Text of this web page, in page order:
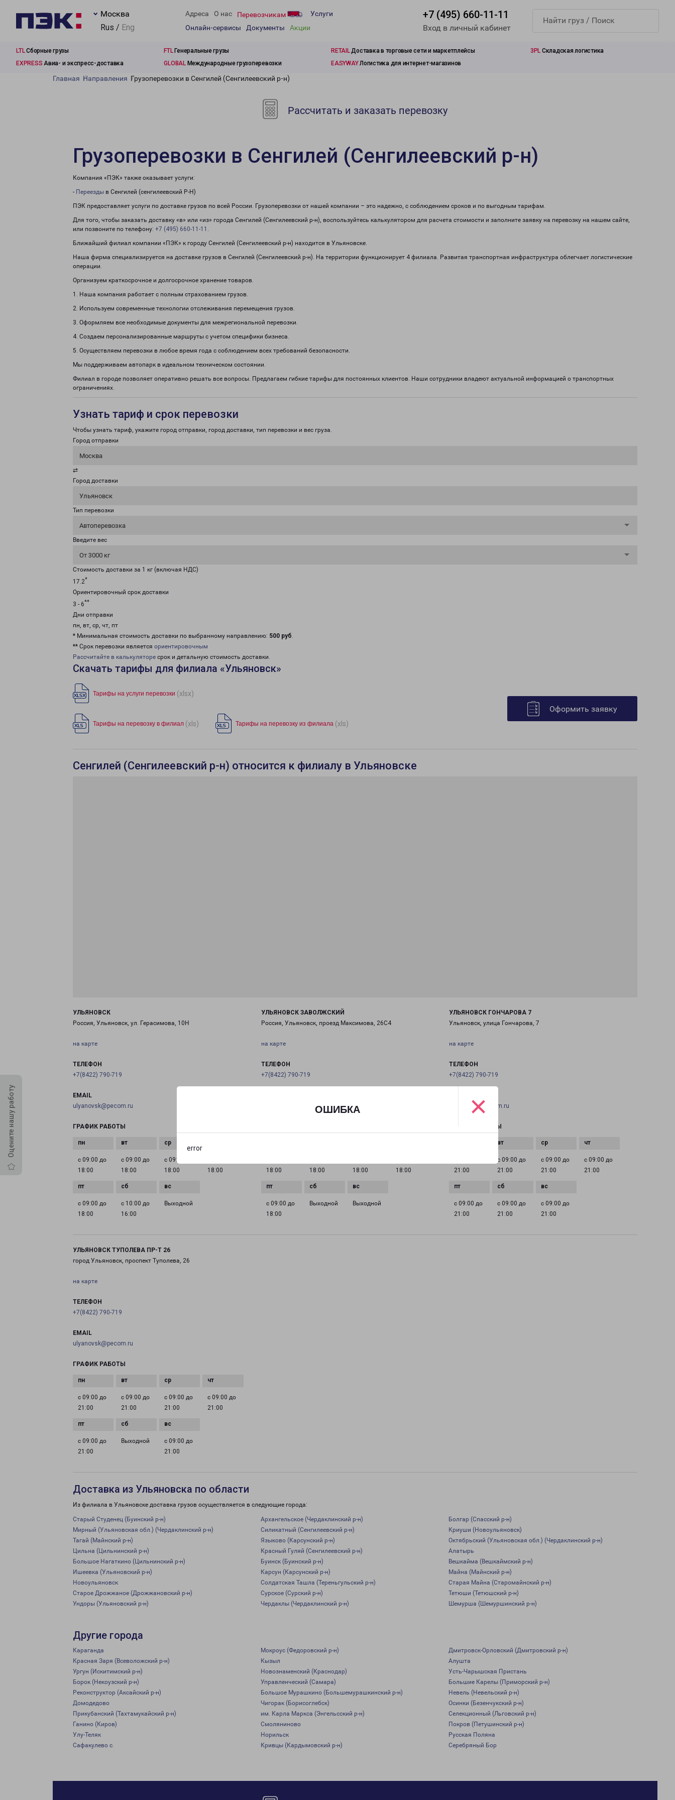
ОШИБКА
error
×
Москва
Rus / Eng
Адреса О нас Перевозчикам
Услуги
Онлайн-сервисы
Документы Акции
+7 (495) 660-11-11
Вход в личный кабинет
LTLСборные грузы FTLГенеральные грузы RETAILДоставка в торговые сети и маркетплейсы 3PL Складская логистика
EXPRESS Авиа- и экспресс-доставка GLOBALМеждународные грузоперевозки EASYWAYЛогистика для интернет-магазинов
Оцените нашу работу
Главная Направления Грузоперевозки в Сенгилей (Сенгилеевский р-н)
Рассчитать и заказать перевозку
Грузоперевозки в Сенгилей (Сенгилеевский р-н)
Компания «ПЭК» также оказывает услуги:
- Переезды в Сенгилей (сенгилеевский Р-Н)
ПЭК предоставляет услуги по доставке грузов по всей России. Грузоперевозки от нашей компании – это надежно, с соблюдением сроков и по выгодным тарифам.
Для того, чтобы заказать доставку «в» или «из» города Сенгилей (Сенгилеевский р-н), воспользуйтесь калькулятором для расчета стоимости и заполните заявку на перевозку на нашем сайте,
или позвоните по телефону: +7 (495) 660-11-11 .
Ближайший филиал компании «ПЭК» к городу Сенгилей (Сенгилеевский р-н) находится в Ульяновске.
Наша фирма специализируется на доставке грузов в Сенгилей (Сенгилеевский р-н). На территории функционирует 4 филиала. Развитая транспортная инфраструктура облегчает логистические
операции.
Организуем краткосрочное и долгосрочное хранение товаров.
1. Наша компания работает с полным страхованием грузов.
2. Используем современные технологии отслеживания перемещения грузов.
3. Оформляем все необходимые документы для межрегиональной перевозки.
4. Создаем персонализированные маршруты с учетом специфики бизнеса.
5. Осуществляем перевозки в любое время года с соблюдением всех требований безопасности.
Мы поддерживаем автопарк в идеальном техническом состоянии.
Филиал в городе позволяет оперативно решать все вопросы. Предлагаем гибкие тарифы для постоянных клиентов. Наши сотрудники владеют актуальной информацией о транспортных
ограничениях.
Узнать тариф и срок перевозки
Чтобы узнать тариф, укажите город отправки, город доставки, тип перевозки и вес груза.
Город отправки
Москва
⇄
Город доставки
Ульяновск
Тип перевозки
Автоперевозка
Введите вес
От 3000 кг
Стоимость доставки за 1 кг (включая НДС)
17.2*
Ориентировочный срок доставки
3 - 6**
Дни отправки
пн, вт, ср, чт, пт
* Минимальная стоимость доставки по выбранному направлению: 500 руб.
** Срок перевозки является ориентировочным
Рассчитайте в калькуляторе срок и детальную стоимость доставки.
Скачать тарифы для филиала «Ульяновск»
Тарифы на услуги перевозки (xlsx)
Тарифы на перевозку в филиал (xls) Тарифы на перевозку из филиала (xls)
Оформить заявку
Сенгилей (Сенгилеевский р-н) относится к филиалу в Ульяновске
УЛЬЯНОВСК
Россия, Ульяновск, ул. Герасимова, 10Н
на карте
ТЕЛЕФОН
+7(8422) 790-719
EMAIL
ulyanovsk@pecom.ru
ГРАФИК РАБОТЫ
с 09:00 до
18:00
с 09:00 до
18:00
с 09:00 до
18:00
18:00
с 09:00 до
18:00
с 10:00 до
16:00
Выходной
УЛЬЯНОВСК ЗАВОЛЖСКИЙ
Россия, Ульяновск, проезд Максимова, 26С4
на карте
ТЕЛЕФОН
+7(8422) 790-719
ulyanovsk@pecom.ru
18:00
18:00
18:00
18:00
с 09:00 до
18:00
Выходной Выходной
УЛЬЯНОВСК ГОНЧАРОВА 7
Ульяновск, улица Гончарова, 7
на карте
ТЕЛЕФОН
+7(8422) 790-719
ulyanovsk@pecom.ru
ГРАФИК РАБОТЫ
21:00
с 09:00 до
21:00
с 09:00 до
21:00
с 09:00 до
21:00
с 09:00 до
21:00
с 09:00 до
21:00
с 09:00 до
21:00
УЛЬЯНОВСК ТУПОЛЕВА ПР-Т 26
город Ульяновск, проспект Туполева, 26
на карте
ТЕЛЕФОН
+7(8422) 790-719
EMAIL
ulyanovsk@pecom.ru
ГРАФИК РАБОТЫ
с 09:00 до
21:00
с 09:00 до
21:00
с 09:00 до
21:00
с 09:00 до
21:00
с 09:00 до
21:00
Выходной
с 09:00 до
21:00
Доставка из Ульяновска по области
Из филиала в Ульяновске доставка грузов осуществляется в следующие города:
Старый Студенец (Буинский р-н) Архангельское (Чердаклинский р-н)
Болгар (Спасский р-н)
Мирный (Ульяновская обл.) (Чердаклинский р-н)
Силикатный (Сенгилеевский р-н)
Криуши (Новоульяновск)
Тагай (Майнский р-н)
Языково (Карсунский р-н)
Октябрьский (Ульяновская обл.) (Чердаклинский р-н)
Цильна (Цильнинский р-н)
Красный Гуляй (Сенгилеевский р-н)
Алатырь
Большое Нагаткино (Цильнинский р-н)
Буинск (Буинский р-н)
Вешкайма (Вешкаймский р-н)
Ишеевка (Ульяновский р-н)
Карсун (Карсунский р-н)
Майна (Майнский р-н)
Новоульяновск
Солдатская Ташла (Тереньгульский р-н)
Старая Майна (Старомайнский р-н)
Старое Дрожжаное (Дрожжановский р-н)
Сурское (Сурский р-н)
Тетюши (Тетюшский р-н)
Ундоры (Ульяновский р-н)
Чердаклы (Чердаклинский р-н) Шемурша (Шемуршинский р-н)
Другие города
Караганда Мокроус (Федоровский р-н)
Дмитровск-Орловский (Дмитровский р-н)
Красная Заря (Всеволожский р-н)
Кызыл
Алушта
Ургун (Искитимский р-н)
Новознаменский (Краснодар)
Усть-Чарышская Пристань
Борок (Некоузский р-н)
Управленческий (Самара)
Большие Карелы (Приморский р-н)
Реконструктор (Аксайский р-н)
Большое Мурашкино (Большемурашкинский р-н)
Невель (Невельский р-н)
Домодедово
Чигорак (Борисоглебск)
Осинки (Безенчукский р-н)
Прикубанский (Тахтамукайский р-н)
им. Карла Маркса (Энгельсский р-н)
Селекционный (Льговский р-н)
Ганино (Киров)
Смоляниново
Покров (Петушинский р-н)
Улу-Теляк
Норильск
Русская Поляна
Сафакулево с.
Кривцы (Кардымовский р-н) Серебряный Бор